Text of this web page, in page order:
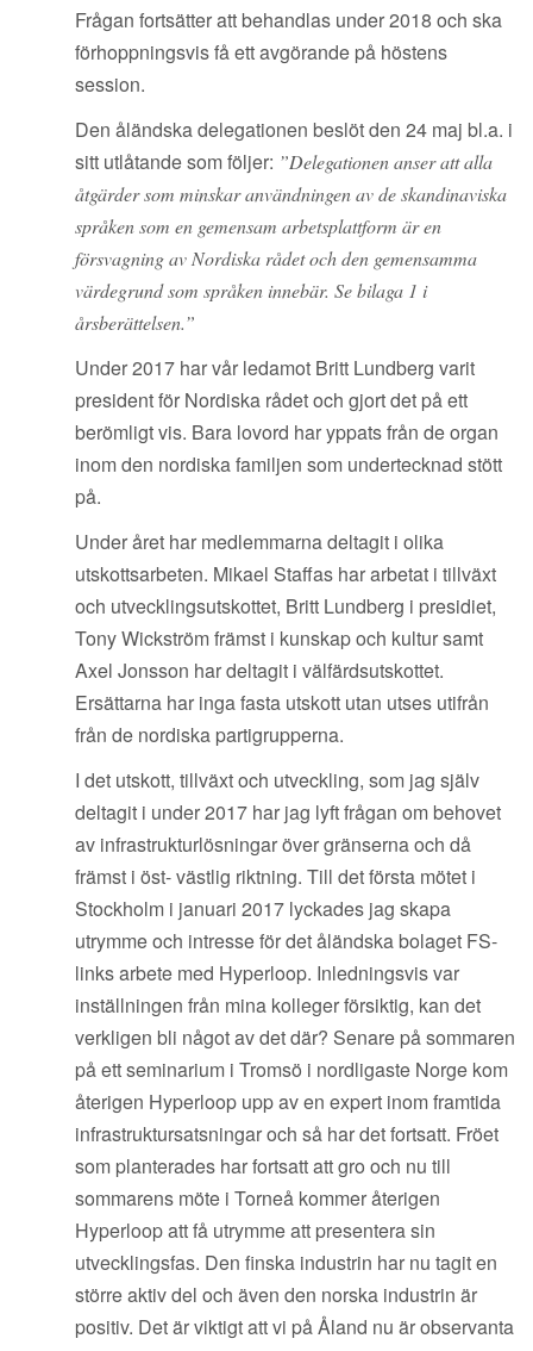
Frågan fortsätter att behandlas under 2018 och ska
förhoppningsvis få ett avgörande på höstens
session.
Den åländska delegationen beslöt den 24 maj bl.a. i
sitt utlåtande som följer: ”Delegationen anser att alla
åtgärder som minskar användningen av de skandinaviska
språken som en gemensam arbetsplattform är en
försvagning av Nordiska rådet och den gemensamma
värdegrund som språken innebär. Se bilaga 1 i
årsberättelsen.”
Under 2017 har vår ledamot Britt Lundberg varit
president för Nordiska rådet och gjort det på ett
berömligt vis. Bara lovord har yppats från de organ
inom den nordiska familjen som undertecknad stött
på.
Under året har medlemmarna deltagit i olika
utskottsarbeten. Mikael Staffas har arbetat i tillväxt
och utvecklingsutskottet, Britt Lundberg i presidiet,
Tony Wickström främst i kunskap och kultur samt
Axel Jonsson har deltagit i välfärdsutskottet.
Ersättarna har inga fasta utskott utan utses utifrån
från de nordiska partigrupperna.
I det utskott, tillväxt och utveckling, som jag själv
deltagit i under 2017 har jag lyft frågan om behovet
av infrastrukturlösningar över gränserna och då
främst i öst- västlig riktning. Till det första mötet i
Stockholm i januari 2017 lyckades jag skapa
utrymme och intresse för det åländska bolaget FS-
links arbete med Hyperloop. Inledningsvis var
inställningen från mina kolleger försiktig, kan det
verkligen bli något av det där? Senare på sommaren
på ett seminarium i Tromsö i nordligaste Norge kom
återigen Hyperloop upp av en expert inom framtida
infrastruktursatsningar och så har det fortsatt. Fröet
som planterades har fortsatt att gro och nu till
sommarens möte i Torneå kommer återigen
Hyperloop att få utrymme att presentera sin
utvecklingsfas. Den finska industrin har nu tagit en
större aktiv del och även den norska industrin är
positiv. Det är viktigt att vi på Åland nu är observanta